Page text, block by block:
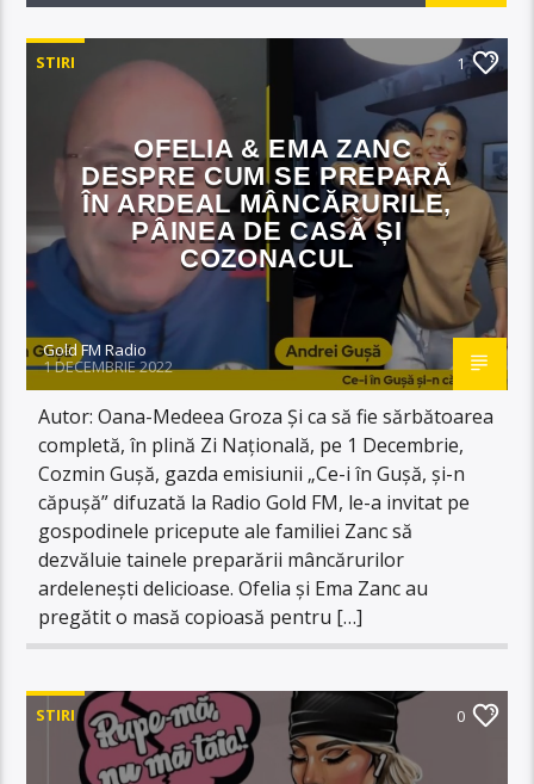
STIRI 1
OFELIA & EMA ZANC
DESPRE CUM SE PREPARĂ
ÎN ARDEAL MÂNCĂRURILE,
PÂINEA DE CASĂ ȘI
COZONACUL
Gold FM Radio
1 DECEMBRIE 2022
Autor: Oana-Medeea Groza Și ca să fie sărbătoarea
completă, în plină Zi Națională, pe 1 Decembrie,
Cozmin Gușă, gazda emisiunii „Ce-i în Gușă, și-n
căpușă” difuzată la Radio Gold FM, le-a invitat pe
gospodinele pricepute ale familiei Zanc să
dezvăluie tainele preparării mâncărurilor
ardelenești delicioase. Ofelia și Ema Zanc au
pregătit o masă copioasă pentru […]
STIRI 0